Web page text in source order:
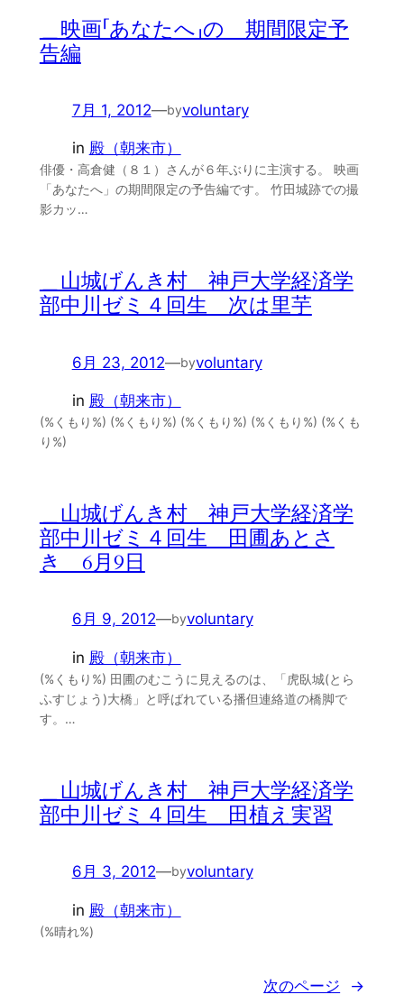
＿映画「あなたへ」の 期間限定予
告編
7月 1, 2012—byvoluntary
in 殿（朝来市）
俳優・高倉健（８１）さんが６年ぶりに主演する。 映画
「あなたへ」の期間限定の予告編です。 竹田城跡での撮
影カッ…
＿山城げんき村 神戸大学経済学
部中川ゼミ４回生 次は里芋
6月 23, 2012—byvoluntary
in 殿（朝来市）
(%くもり%) (%くもり%) (%くもり%) (%くもり%) (%くも
り%)
＿山城げんき村 神戸大学経済学
部中川ゼミ４回生 田圃あとさ
き 6月9日
6月 9, 2012—byvoluntary
in 殿（朝来市）
(%くもり%) 田圃のむこうに見えるのは、「虎臥城(とら
ふすじょう)大橋」と呼ばれている播但連絡道の橋脚で
す。…
＿山城げんき村 神戸大学経済学
部中川ゼミ４回生 田植え実習
6月 3, 2012—byvoluntary
in 殿（朝来市）
(%晴れ%)
次のページ →